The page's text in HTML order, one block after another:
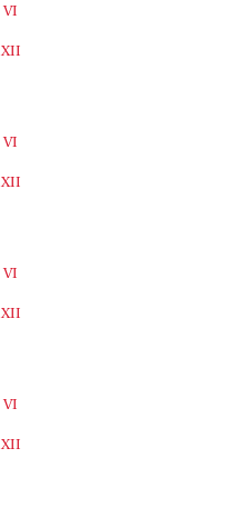
VI
XII
VI
XII
VI
XII
VI
XII